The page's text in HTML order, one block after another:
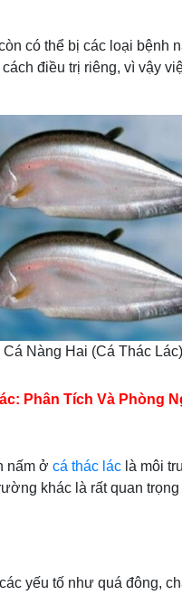
có thể bị các loại bệnh
điều trị riêng, vì vậy
Cá Nàng Hai (Cá Thác Lác)
Phân Tích Và Phòng
nấm ở cá thác lác là môi
khác là rất quan
yếu tố như quá đông,